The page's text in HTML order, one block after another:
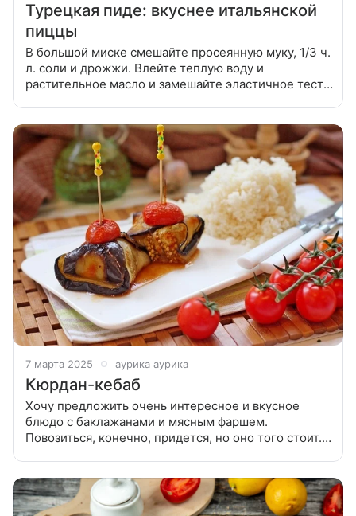
Турецкая пиде: вкуснее итальянской
пиццы
В большой миске смешайте просеянную муку, 1/3 ч.
л. соли и дрожжи. Влейте теплую воду и
растительное масло и замешайте эластичное тесто.
7 марта 2025 аурика аурика
Кюрдан-кебаб
Хочу предложить очень интересное и вкусное
блюдо с баклажанами и мясным фаршем.
Повозиться, конечно, придется, но оно того стоит.